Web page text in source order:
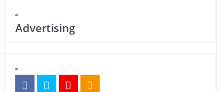
Advertising